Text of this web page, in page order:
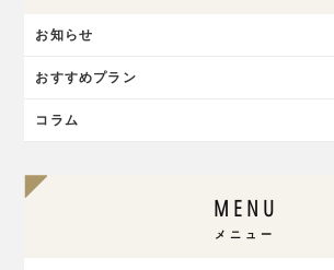
お知らせ
おすすめプラン
コラム
MENU
メニュー